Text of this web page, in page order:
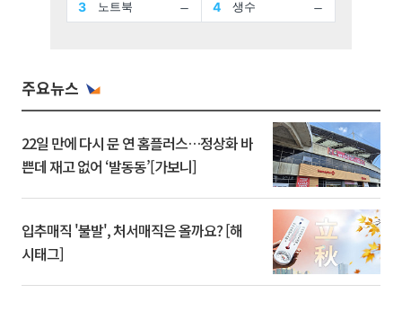
주요뉴스
22일 만에 다시 문 연 홈플러스…정상화 바
쁜데 재고 없어 ‘발동동’[가보니]
입추매직 '불발', 처서매직은 올까요? [해
시태그]